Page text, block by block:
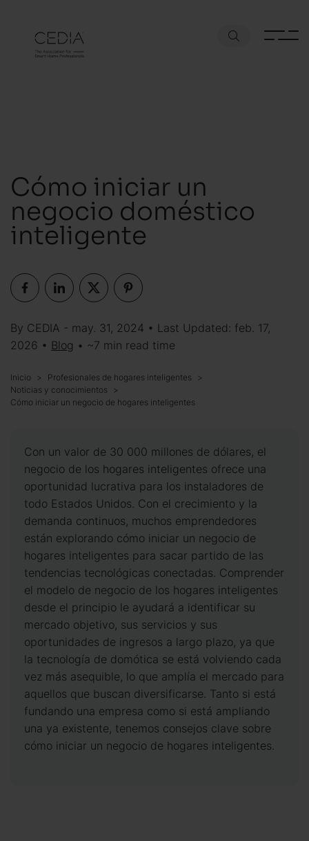
Cómo iniciar un
negocio doméstico
inteligente
By CEDIA - may. 31, 2024 • Last Updated: feb. 17,
2026 • Blog • ~7 min read time
Inicio
Profesionales de hogares inteligentes
Noticias y conocimientos
Cómo iniciar un negocio de hogares inteligentes
Con un valor de 30 000 millones de dólares, el
negocio de los hogares inteligentes ofrece una
oportunidad lucrativa para los instaladores de
todo Estados Unidos. Con el crecimiento y la
demanda continuos, muchos emprendedores
están explorando cómo iniciar un negocio de
hogares inteligentes para sacar partido de las
tendencias tecnológicas conectadas. Comprender
el modelo de negocio de los hogares inteligentes
desde el principio le ayudará a identificar su
mercado objetivo, sus servicios y sus
oportunidades de ingresos a largo plazo, ya que
la tecnología de domótica se está volviendo cada
vez más asequible, lo que amplía el mercado para
aquellos que buscan diversificarse. Tanto si está
fundando una empresa como si está ampliando
una ya existente, tenemos consejos clave sobre
cómo iniciar un negocio de hogares inteligentes.